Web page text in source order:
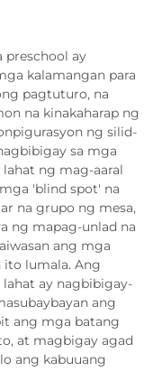
preschool ay
kalamangan para
pagtuturo, na
na kinakaharap ng
ng silid-
sa mga
ng mag-aaral
'blind spot' na
na grupo ng mesa,
ng mapag-unlad na
ang mga
ito lumala. Ang
ay nagbibigay-
ang
ang mga batang
at magbigay agad
ang kabuuang